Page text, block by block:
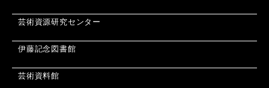
芸術資源研究センター
伊藤記念図書館
芸術資料館